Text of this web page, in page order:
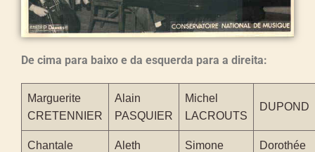
De cima para baixo e da esquerda para a direita:
Marguerite
CRETENNIER
Alain
PASQUIER
Michel
LACROUTS
DUPOND
Chantale
Aleth
Simone
Dorothée